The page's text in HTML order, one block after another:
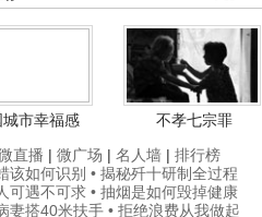
城市幸福感
不孝七宗罪
直播 | 微广场 | 名人墙 | 排行榜
该如何识别 • 揭秘歼十研制全过程
可遇不可求 • 抽烟是如何毁掉健康
妻搭40米扶手 • 拒绝浪费从我做起